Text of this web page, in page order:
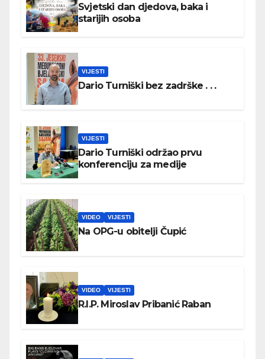
Svjetski dan djedova, baka i
starijih osoba
VIJESTI
Dario Turniški bez zadrške . . .
VIJESTI
Dario Turniški održao prvu
konferenciju za medije
VIDEO VIJESTI
Na OPG-u obitelji Čupić
VIDEO VIJESTI
R.I.P. Miroslav Pribanić Raban